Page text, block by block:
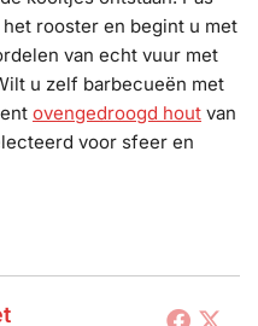
rooster en begint u met
van echt vuur met
u zelf barbecueën met
ovengedroogd hout van
voor sfeer en